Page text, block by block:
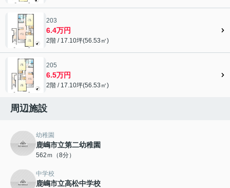
203
6.4万円
2階 / 17.10坪(56.53㎡)
205
6.5万円
2階 / 17.10坪(56.53㎡)
周辺施設
幼稚園
鹿嶋市立第二幼稚園
562ｍ（8分）
中学校
鹿嶋市立高松中学校